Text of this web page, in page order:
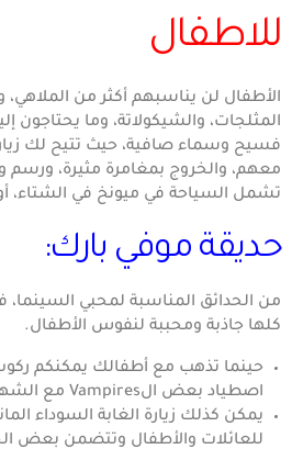
للاطفال
الأطفال لن يناسبهم أكثر من الملاهي،
المثلجات، والشيكولاتة، وما يحتاجون
فسيح وسماء صافية، حيث تتيح لك
معهم، والخروج بمغامرة مثيرة،
تشمل السياحة في ميونخ في الشتاء، أو
حديقة موفي بارك:
كلها جاذبة ومحببة لنفوس الأطفال.
اصطياد بعض الVampires مع الشهير Van Helsing.
يمكن كذلك زيارة الغابة السوداء
للعائلات والأطفال وتتضمن بعض